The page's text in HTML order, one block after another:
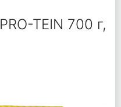
TEIN 700 г,